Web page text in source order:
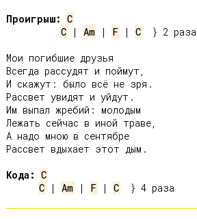
Проигрыш: C
C | Am | F | C
  } 2 раза
Мои погибшие друзья
Всегда рассудят и поймут,
И скажут: было всё не зря.
Рассвет увидят и уйдут.
Им выпал жребий: молодым
Лежать сейчас в иной траве,
А надо мною в сентябре
Рассвет вдыхает этот дым.
Кода: C
C | Am | F | C